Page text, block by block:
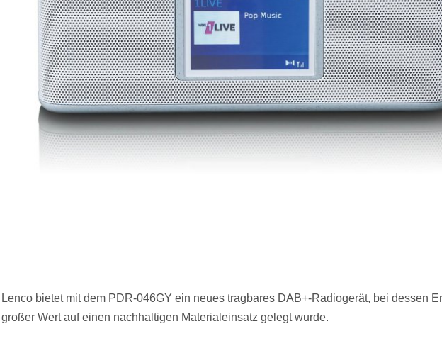
Lenco bietet mit dem PDR-046GY ein neues tragbares DAB+-Radiogerät, bei dessen
großer Wert auf einen nachhaltigen Materialeinsatz gelegt wurde.